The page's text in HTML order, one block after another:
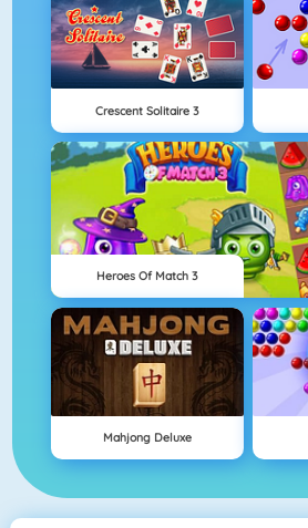
Crescent Solitaire 3
Heroes Of Match 3
Mahjong Deluxe